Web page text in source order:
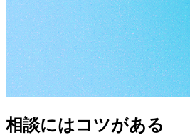
相談にはコツがある